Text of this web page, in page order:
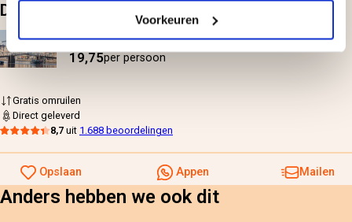
Voorkeuren
Deze doen? Leuk cadeau hoor
High Tea cruise door historisch Haarlem
19,75per persoon
Gratis omruilen
Direct geleverd
8,7 uit 1.688 beoordelingen
Opslaan Appen Mailen
Anders hebben we ook dit